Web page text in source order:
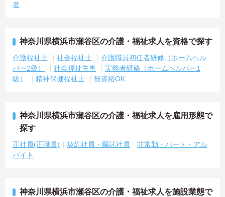
者
神奈川県横浜市瀬谷区の介護・福祉求人を資格で探す
介護福祉士 社会福祉士
介護職員初任者研修（ホームヘル
パー2級）
社会福祉主事
実務者研修（ホームヘルパー1
級）
精神保健福祉士 無資格OK
神奈川県横浜市瀬谷区の介護・福祉求人を雇用形態で
探す
正社員(正職員) 契約社員・嘱託社員
非常勤・パート・アル
バイト
神奈川県横浜市瀬谷区の介護・福祉求人を施設業態で